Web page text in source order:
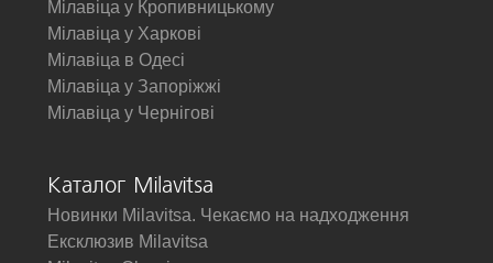
Мілавіца у Кропивницькому
Мілавіца у Харкові
Мілавіца в Одесі
Мілавіца у Запоріжжі
Мілавіца у Чернігові
Каталог Milavitsa
Новинки Milavitsa. Чекаємо на надходження
Ексклюзив Milavitsa